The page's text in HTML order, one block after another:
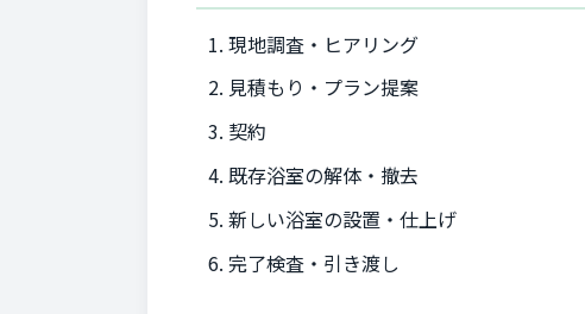
現地調査・ヒアリング
見積もり・プラン提案
契約
既存浴室の解体・撤去
新しい浴室の設置・仕上げ
完了検査・引き渡し